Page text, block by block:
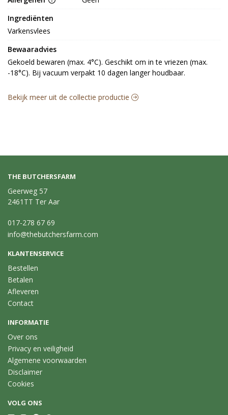
Ingrediënten
Varkensvlees
Bewaaradvies
Gekoeld bewaren (max. 4°C). Geschikt om in te vriezen (max.
-18°C). Bij vacuum verpakt 10 dagen langer houdbaar.
Bekijk meer uit de collectie productie
THE BUTCHERSFARM
Geerweg 57
2461TT Ter Aar
017-278 67 69
info@thebutchersfarm.com
KLANTENSERVICE
Bestellen
Betalen
Afleveren
Contact
INFORMATIE
Over ons
Privacy en veiligheid
Algemene voorwaarden
Disclaimer
Cookies
VOLG ONS